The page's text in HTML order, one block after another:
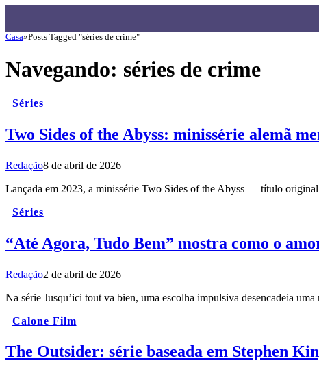
Casa»Posts Tagged "séries de crime"
Navegando: séries de crime
Séries
Two Sides of the Abyss: minissérie alemã
Redação8 de abril de 2026
Lançada em 2023, a minissérie Two Sides of the Abyss — título
Séries
“Até Agora, Tudo Bem” mostra como o
Redação2 de abril de 2026
Na série Jusqu’ici tout va bien, uma escolha impulsiva desencadeia
Calone Film
The Outsider: série baseada em Stephen